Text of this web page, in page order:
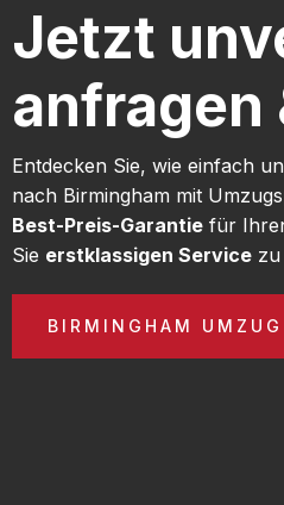
Jetzt
anfragen
Entdecken Sie, wie einfach
nach Birmingham mit
Best-Preis-Garantie für
Sie erstklassigen Service
BIRMINGHAM